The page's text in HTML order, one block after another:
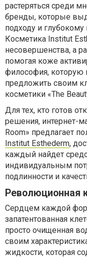
растеряться среди
бренды, которые
подходу и
Косметика Institut
несовершенства, а
помогая коже
философия, которую
предложить своим
косметики «The
Для тех, кто готов
решения, интернет-
Room» предлагает
Institut Esthederm,
каждый найдет
индивидуальным
подлинности и
Революционная
Сердцем каждой
запатентованная
просто очищенная
своим
жидкости, которая